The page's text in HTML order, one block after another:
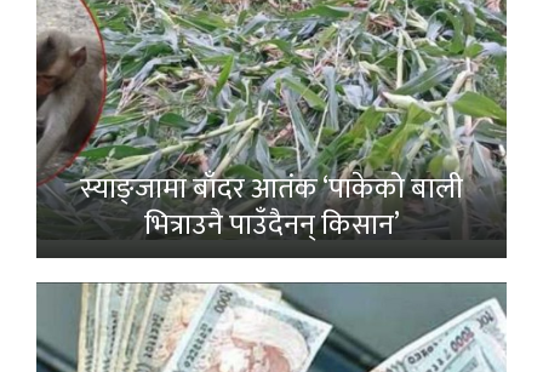
स्याङ्जामा बाँदर आतंक ‘पाकेको बाली
भित्राउनै पाउँदैनन् किसान’